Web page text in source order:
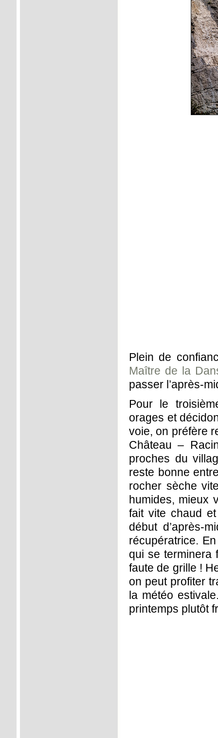
Plein de
Maître de la
passer l’après-
Pour le
orages et
voie, on préfère
Château –
proches du
reste bonne
rocher sèche
humides, mieux
fait vite chaud
début d’après-
récupératrice.
qui se terminera
faute de grille !
on peut profiter
la météo
printemps plutôt